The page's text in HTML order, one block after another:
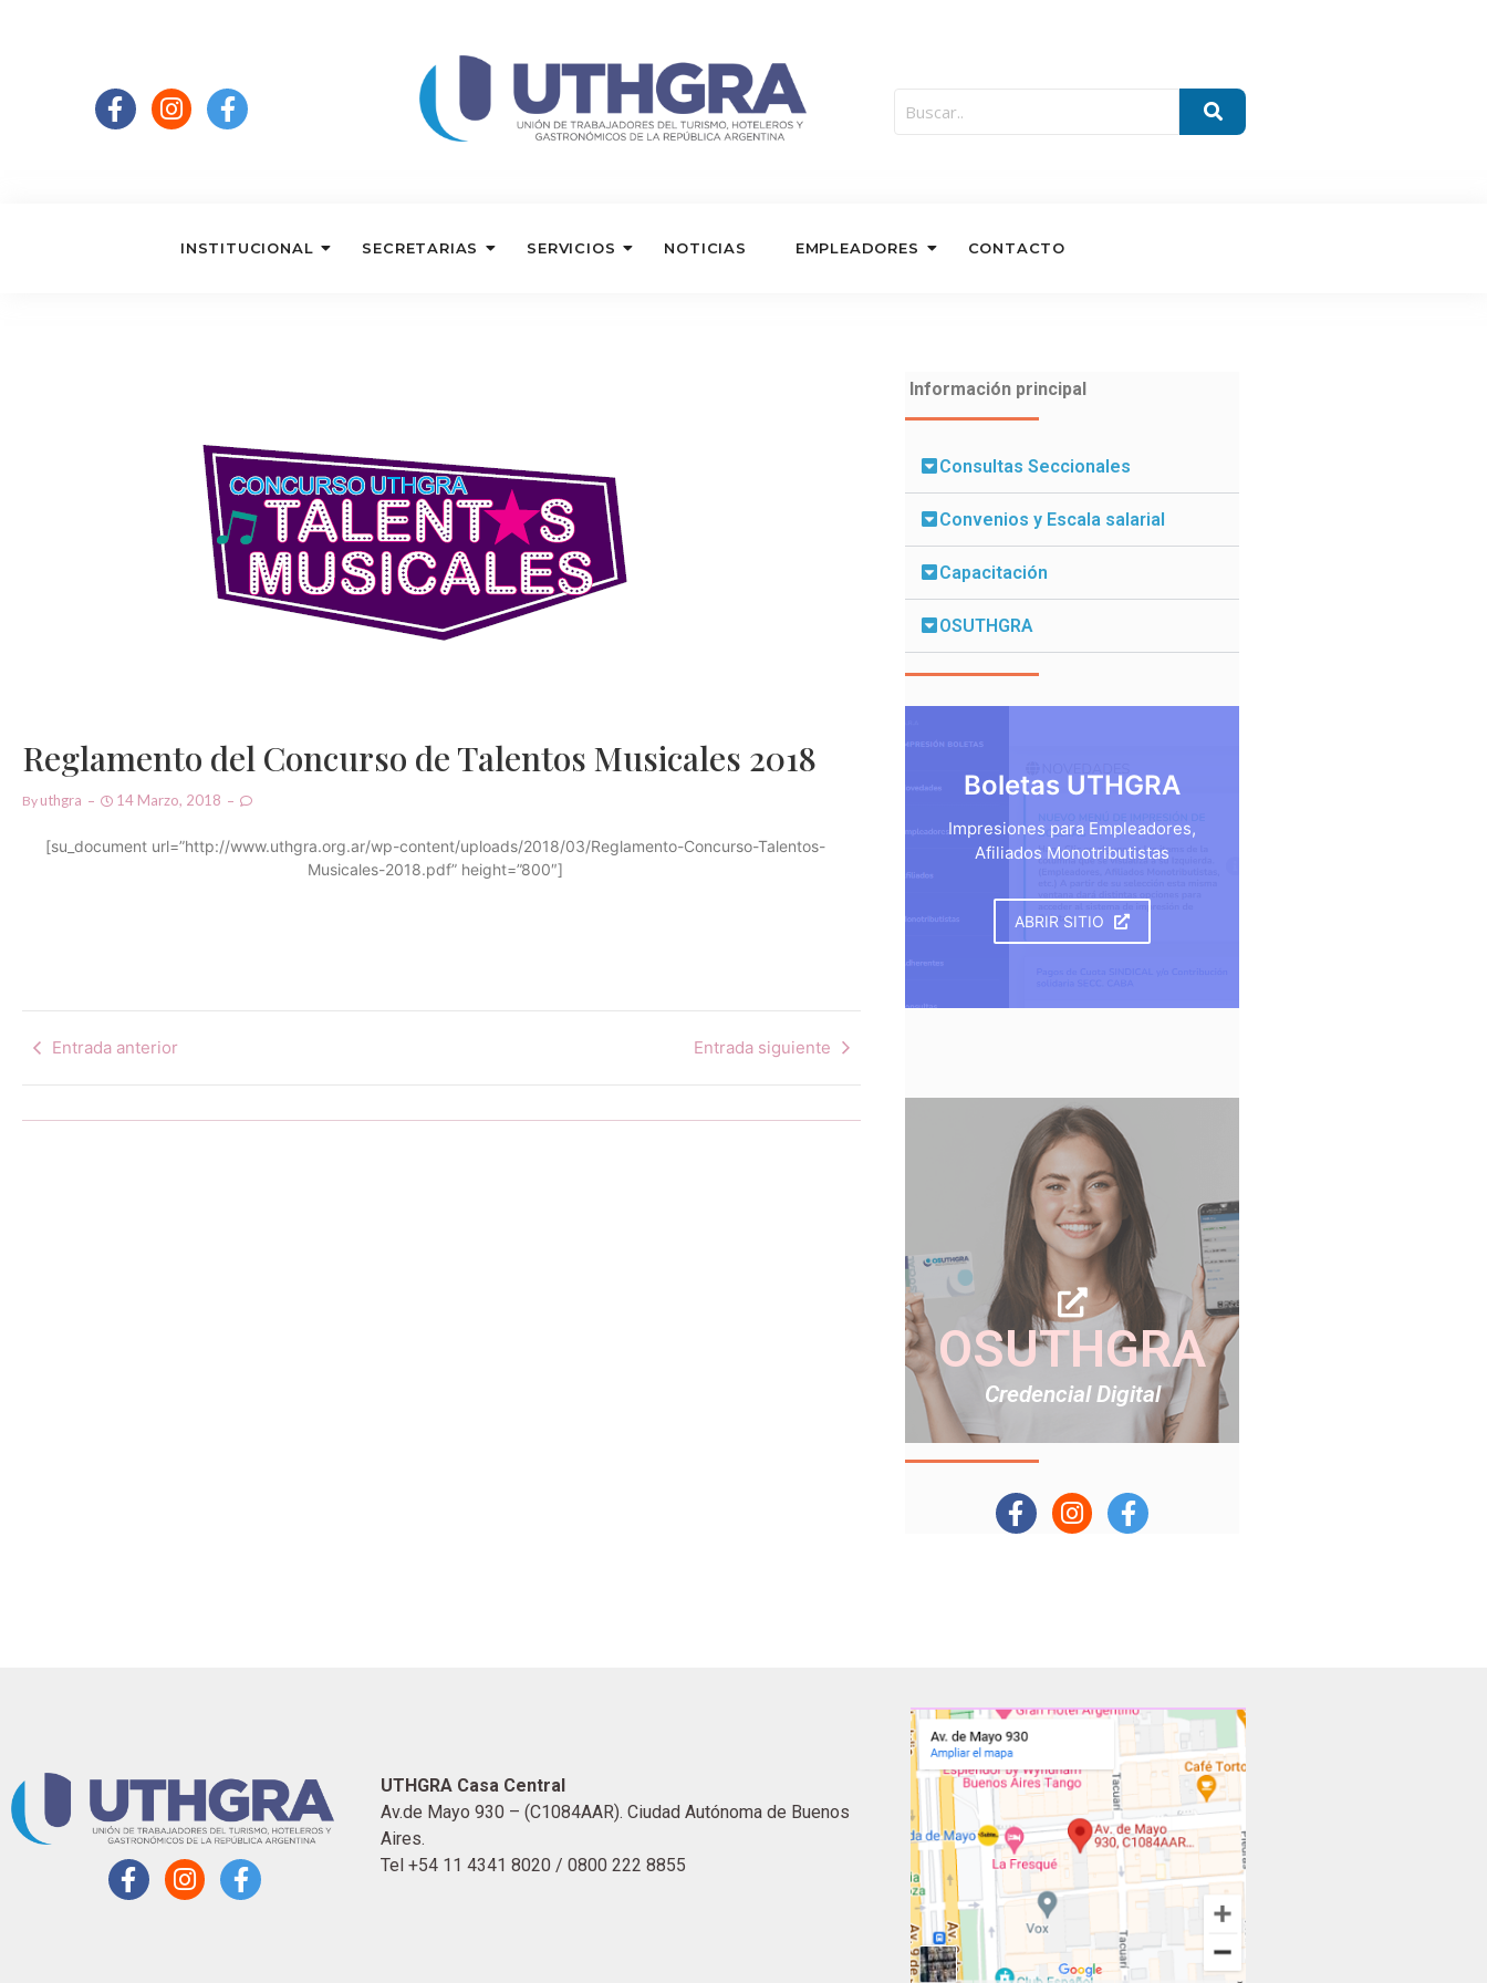
INSTITUCIONAL SECRETARIAS SERVICIOS NOTICIAS EMPLEADORES CONTACTO
Reglamento del Concurso de Talentos Musicales 2018
By Uthgra 14 Marzo, 2018
[su_document url=”http://www.uthgra.org.ar/wp-content/uploads/2018/03/Reglamento-Concurso-Talentos-
Musicales-2018.pdf” height=”800″]
Entrada anterior Entrada siguiente
Información principal
Consultas Seccionales
Convenios y Escala salarial
Capacitación
OSUTHGRA
Boletas UTHGRA
Impresiones para Empleadores,
Afiliados Monotributistas
ABRIR SITIO
OSUTHGRA
Credencial Digital
UTHGRA Casa Central
Av.de Mayo 930 – (C1084AAR). Ciudad Autónoma de Buenos
Aires.
Tel +54 11 4341 8020 / 0800 222 8855